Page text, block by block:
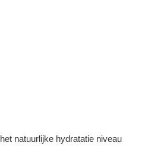
natuurlijke hydratatie niveau